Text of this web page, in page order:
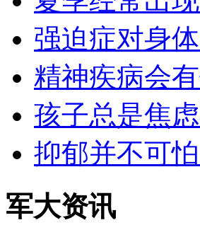
强迫症对身
精神疾病会
孩子总是焦
抑郁并不可
军大资讯